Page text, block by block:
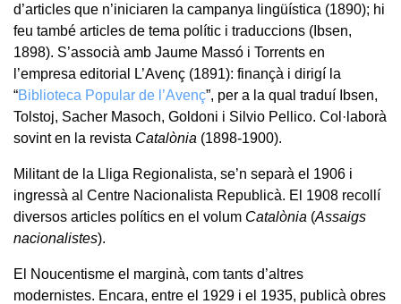
d’articles que n’iniciaren la campanya lingüística (1890); hi
feu també articles de tema polític i traduccions (Ibsen,
1898). S’associà amb Jaume Massó i Torrents en
l’empresa editorial L’Avenç (1891): finançà i dirigí la
“Biblioteca Popular de l’Avenç”, per a la qual traduí Ibsen,
Tolstoj, Sacher Masoch, Goldoni i Silvio Pellico. Col·laborà
sovint en la revista Catalònia (1898-1900).
Militant de la Lliga Regionalista, se’n separà el 1906 i
ingressà al Centre Nacionalista Republicà. El 1908 recollí
diversos articles polítics en el volum Catalònia (Assaigs
nacionalistes).
El Noucentisme el marginà, com tants d’altres
modernistes. Encara, entre el 1929 i el 1935, publicà obres